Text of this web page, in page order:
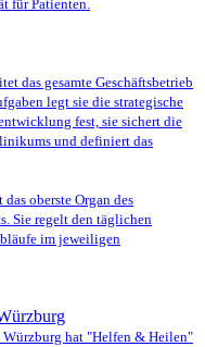
für Patienten.
das gesamte Geschäftsbetrieb
legt sie die strategische
fest, sie sichert die
und definiert das
oberste Organ des
Sie regelt den täglichen
im jeweiligen
hat "Helfen & Heilen"